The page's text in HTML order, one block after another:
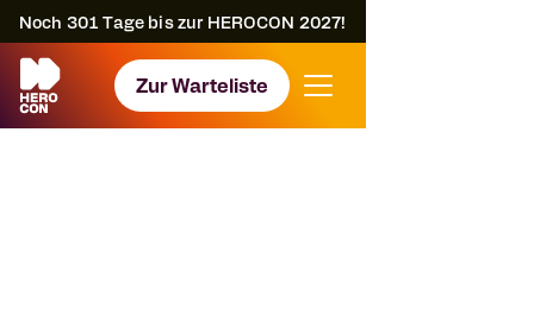
Noch 301 Tage bis zur HEROCON 2027!
Zur Warteliste